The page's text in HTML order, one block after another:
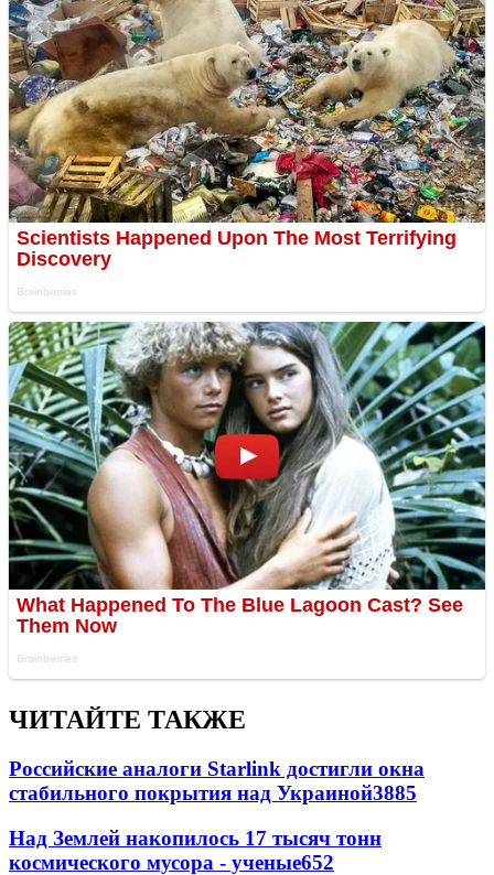
ЧИТАЙТЕ ТАКЖЕ
Российские аналоги Starlink достигли окна
стабильного покрытия над Украиной3885
Над Землей накопилось 17 тысяч тонн
космического мусора - ученые652